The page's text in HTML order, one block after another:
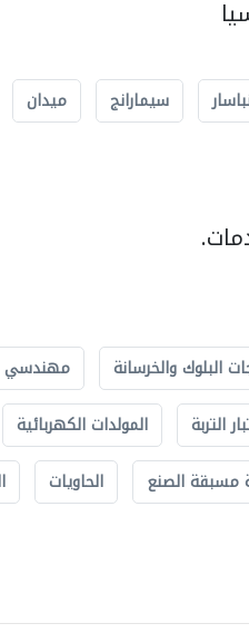
سيمارانج ميدان
البلوك والخرسانة مهندسي
التربة المولدات الكهربائية
مسبقة الصنع الحاويات